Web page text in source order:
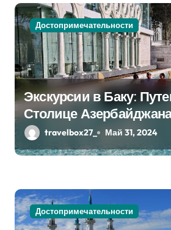
с
я
м
Достопримечательности
Экскурсии в Баку:
Столице
travelbox27_ Май 31, 2024
Достопримечательности